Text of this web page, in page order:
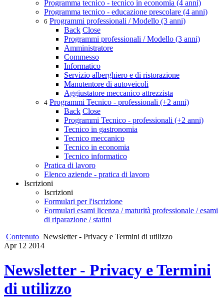
Programma tecnico - tecnico in economia (4 anni)
Programma tecnico - educazione prescolare (4 anni)
6 Programmi professionali / Modello (3 anni)
Back Close
Programmi professionali / Modello (3 anni)
Amministratore
Commesso
Informatico
Servizio alberghiero e di ristorazione
Manutentore di autoveicoli
Aggiustatore meccanico attrezzista
4 Programmi Tecnico - professionali (+2 anni)
Back Close
Programmi Tecnico - professionali (+2 anni)
Tecnico in gastronomia
Tecnico meccanico
Tecnico in economia
Tecnico informatico
Pratica di lavoro
Elenco aziende - pratica di lavoro
Iscrizioni
Iscrizioni
Formulari per l'iscrizione
Formulari esami licenza / maturità professionale / esami
di riparazione / statini
Contenuto Newsletter - Privacy e Termini di utilizzo
Apr 12 2014
Newsletter - Privacy e Termini
di utilizzo